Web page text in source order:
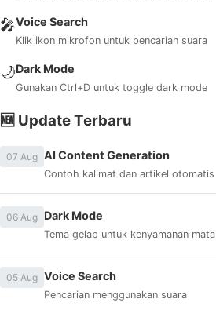
🎤Voice Search
Klik ikon mikrofon untuk pencarian suara
🌙Dark Mode
Gunakan Ctrl+D untuk toggle dark mode
🆕 Update Terbaru
07 Aug AI Content Generation
Contoh kalimat dan artikel otomatis
06 Aug Dark Mode
Tema gelap untuk kenyamanan mata
05 Aug Voice Search
Pencarian menggunakan suara